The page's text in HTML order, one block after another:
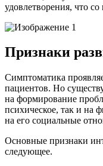
удовлетворения, что
Признаки
Симптоматика
пациентов. Но
на формирование
психическое, так и на
на его социальные
Основные признаки
следующее.